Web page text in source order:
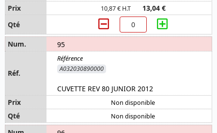
10,87 € H.T 13,04 €
95
A032030890000
CUVETTE REV 80 JUNIOR 2012
Non disponible
Non disponible